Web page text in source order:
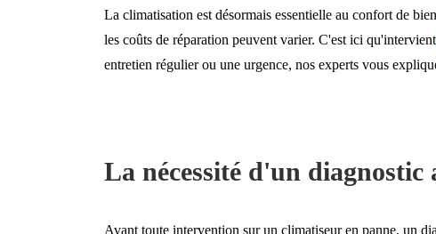
La climatisation est désormais essentielle au confort de
les coûts de réparation peuvent varier. C'est ici qu'intervient
entretien régulier ou une urgence, nos experts vous
La nécessité d'un
Avant toute intervention sur un climatiseur en panne, un